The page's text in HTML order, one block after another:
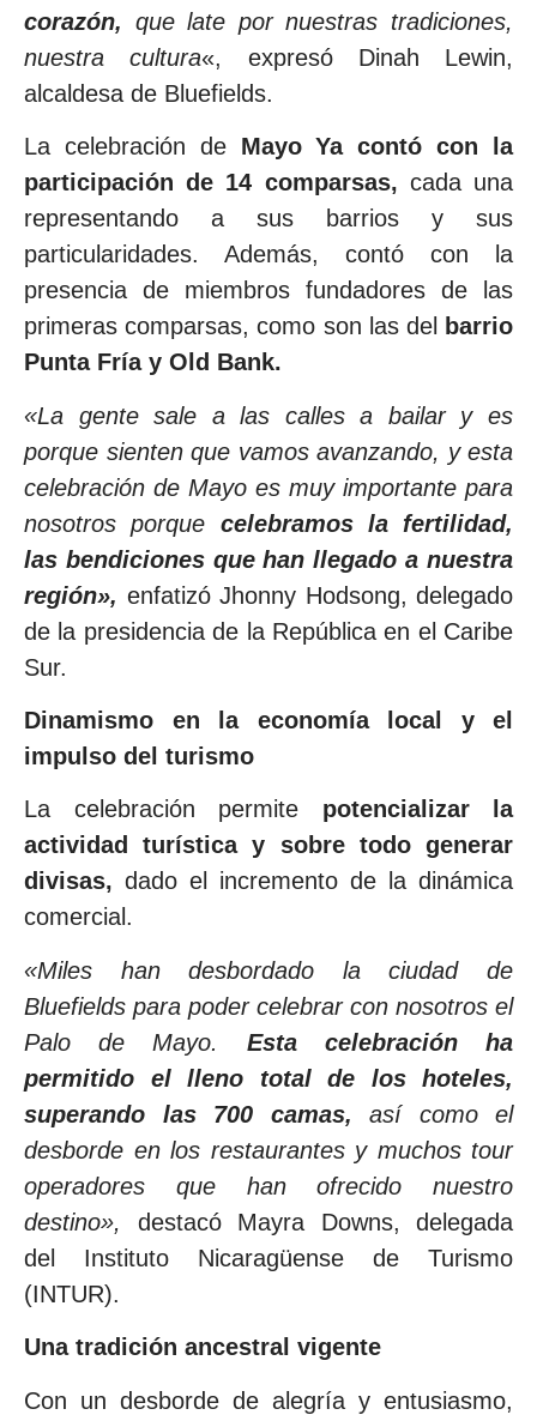
corazón, que late por nuestras tradiciones,
nuestra cultura«, expresó Dinah Lewin,
alcaldesa de Bluefields.
La celebración deMayo Ya contó con la
participación de 14 comparsas, cada una
representando a sus barrios y sus
particularidades. Además, contó con la
presencia de miembros fundadores de las
primeras comparsas, como son las del
barrio
Punta Fría y Old Bank.
«La gente sale a las calles a bailar y es
porque sienten que vamos avanzando, y esta
celebración de Mayo es muy importante para
nosotros porque celebramos la fertilidad,
las bendiciones que han llegado a nuestra
región», enfatizó Jhonny Hodsong, delegado
de la presidencia de la República en el Caribe
Sur.
Dinamismo en la economía local y el
impulso del turismo
La celebración permite potencializar la
actividad turística y sobre todo generar
divisas, dado el incremento de la dinámica
comercial.
«Miles han desbordado la ciudad de
Bluefields para poder celebrar con nosotros el
Palo de Mayo.
Esta celebración ha
permitido el lleno total de los hoteles,
superando las 700 camas, así como el
desborde en los restaurantes y muchos tour
operadores que han ofrecido nuestro
destino», destacó Mayra Downs, delegada
del Instituto Nicaragüense de Turismo
(INTUR).
Una tradición ancestral vigente
Con un desborde de alegría y entusiasmo,